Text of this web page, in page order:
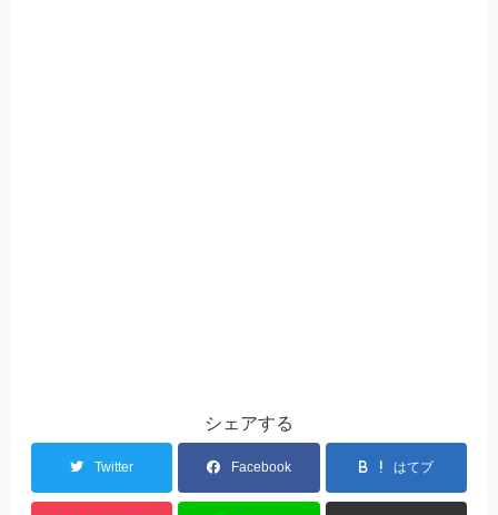
シェアする
Twitter Facebook はてブ